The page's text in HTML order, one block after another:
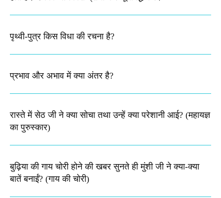
पृथ्वी-पुत्र किस विधा की रचना है?
प्रभाव और अभाव में क्या अंतर है?
रास्ते में सेठ जी ने क्या सोचा तथा उन्हें क्या परेशानी आई? (महायज्ञ
का पुरुस्कार)
बुढ़िया की गाय चोरी होने की खबर सुनते ही मुंशी जी ने क्या-क्या
बातें बनाईं? (गाय की चोरी)